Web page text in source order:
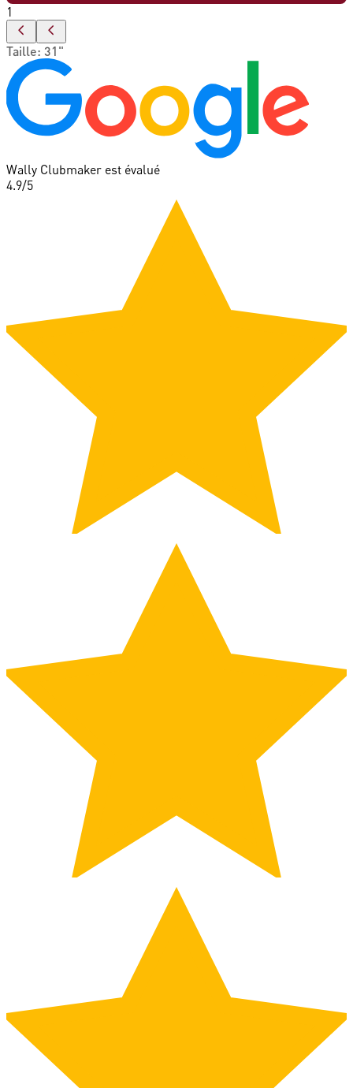
1
Taille: 31"
Wally Clubmaker est évalué
4.9/5